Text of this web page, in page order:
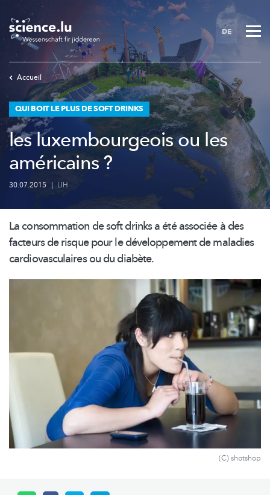
to
main
content
DE
Accueil
QUI BOIT LE PLUS DE SOFT DRINKS
les luxembourgeois ou les
américains ?
30.07.2015 | LIH
La consommation de soft drinks a été associée à des
facteurs de risque pour ledéveloppementde maladies
cardiovasculairesou du diabète.
(C) shotshop